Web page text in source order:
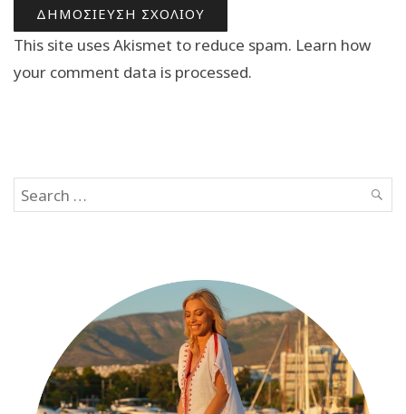
This site uses Akismet to reduce spam. Learn how
your comment data is processed.
Search
for: